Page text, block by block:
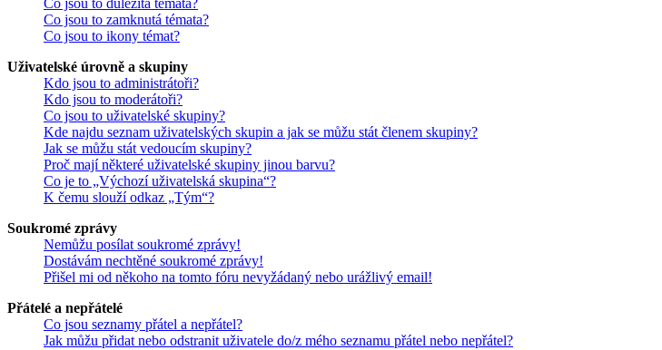
Co jsou to důležitá témata?
Co jsou to zamknutá témata?
Co jsou to ikony témat?
Uživatelské úrovně a skupiny
Kdo jsou to administrátoři?
Kdo jsou to moderátoři?
Co jsou to uživatelské skupiny?
Kde najdu seznam uživatelských skupin a jak se můžu stát členem skupiny?
Jak se můžu stát vedoucím skupiny?
Proč mají některé uživatelské skupiny jinou barvu?
Co je to „Výchozí uživatelská skupina“?
K čemu slouží odkaz „Tým“?
Soukromé zprávy
Nemůžu posílat soukromé zprávy!
Dostávám nechtěné soukromé zprávy!
Přišel mi od někoho na tomto fóru nevyžádaný nebo urážlivý email!
Přátelé a nepřátelé
Co jsou seznamy přátel a nepřátel?
Jak můžu přidat nebo odstranit uživatele do/z mého seznamu přátel nebo nepřátel?